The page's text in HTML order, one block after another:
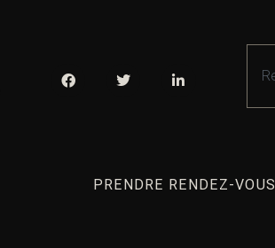
PRENDRE RENDEZ-VOUS